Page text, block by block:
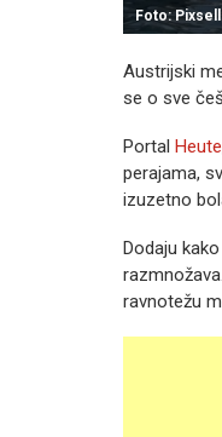
Foto: Pixsell
Austrijski
se o sve
Portal Heute
perajama,
izuzetno
Dodaju
ravnotežu